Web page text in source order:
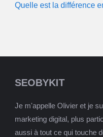
Quelle est la différence
SEOBYKIT
Je m'appelle Olivier et je
marketing digital, plus
aussi à tout ce qui touche